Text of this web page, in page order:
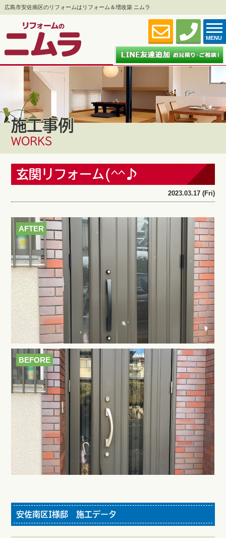
広島市安佐南区のリフォームはリフォーム＆増改築 ニムラ
MENU
施工事例
WORKS
玄関リフォーム(^^♪
2023.03.17 (Fri)
AFTER
BEFORE
安佐南区I様邸 施工データ